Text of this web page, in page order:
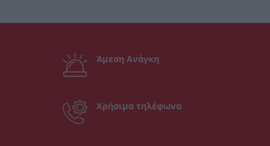
Άμεση Ανάγκη
Χρήσιμα τηλέφωνα